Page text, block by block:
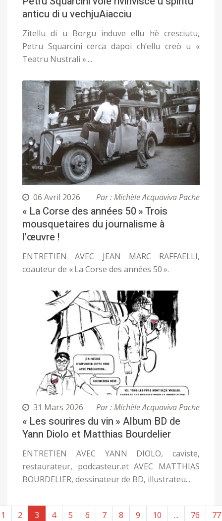
anticu di u vechjuAiacciu
Zitellu di u Borgu induve ellu hè cresciutu,
Petru Squarcini cerca dapoi ch’ellu creò u «
Teatru Nustrali »....
06 Avril 2026 Par : Michèle Acquaviva Pache
« La Corse des années 50 » Trois
mousquetaires du journalisme à
l’œuvre !
ENTRETIEN AVEC JEAN MARC RAFFAELLI,
coauteur de « La Corse des années 50 ».
31 Mars 2026 Par : Michèle Acquaviva Pache
« Les sourires du vin » Album BD de
Yann Diolo et Matthias Bourdelier
ENTRETIEN AVEC YANN DIOLO, caviste,
restaurateur, podcasteur.et AVEC MATTHIAS
BOURDELIER, dessinateur de BD, illustrateu...
1 2 3 4 5 6 7 8 9 10 ... 76 77